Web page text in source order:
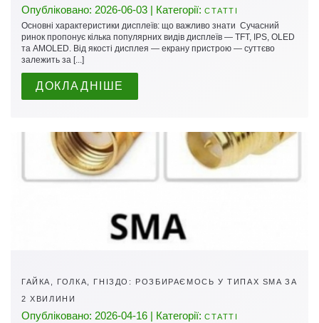
Опубліковано: 2026-06-03 | Категорії: СТАТТІ
Основні характеристики дисплеїв: що важливо знати Сучасний
ринок пропонує кілька популярних видів дисплеїв — TFT, IPS, OLED
та AMOLED. Від якості дисплея — екрану пристрою — суттєво
залежить за [...]
ДОКЛАДНІШЕ
ГАЙКА, ГОЛКА, ГНІЗДО: РОЗБИРАЄМОСЬ У ТИПАХ SMA ЗА
2 ХВИЛИНИ
Опубліковано: 2026-04-16 | Категорії: СТАТТІ